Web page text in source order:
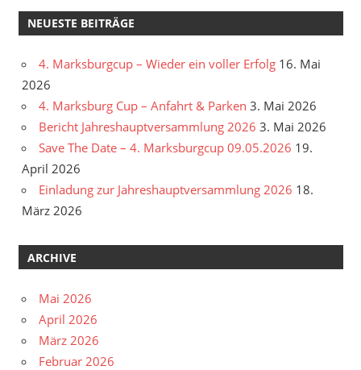
NEUESTE BEITRÄGE
4. Marksburgcup – Wieder ein voller Erfolg 16. Mai
2026
4. Marksburg Cup – Anfahrt & Parken 3. Mai 2026
Bericht Jahreshauptversammlung 2026 3. Mai 2026
Save The Date – 4. Marksburgcup 09.05.2026 19.
April 2026
Einladung zur Jahreshauptversammlung 2026 18.
März 2026
ARCHIVE
Mai 2026
April 2026
März 2026
Februar 2026